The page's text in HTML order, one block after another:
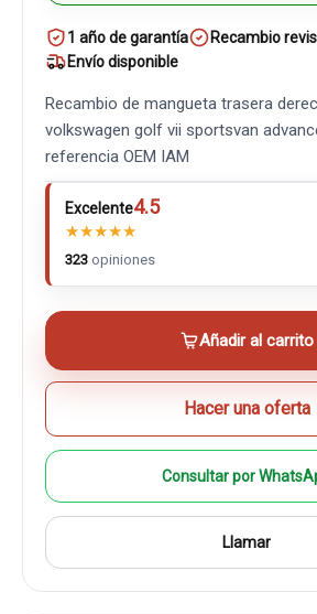
1 año de garantía
Recambio
Envío disponible
Recambio de mangueta trasera
volkswagen golf vii sportsvan
referencia OEM IAM
Excelente4.5
★★★★★
323 opiniones
Añadir al carrito
Hacer una oferta
Consultar por
Llamar